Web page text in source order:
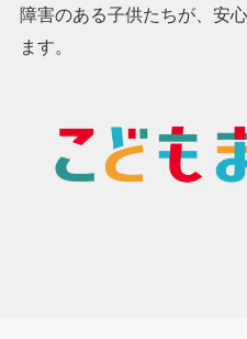
障害のある子供たちが、安
ます。